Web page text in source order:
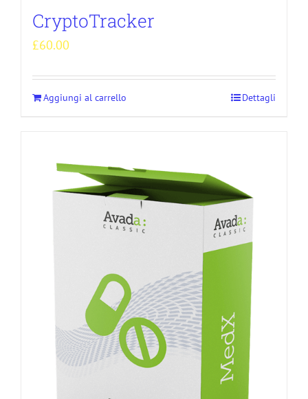
CryptoTracker
£60.00
Aggiungi al carrello Dettagli